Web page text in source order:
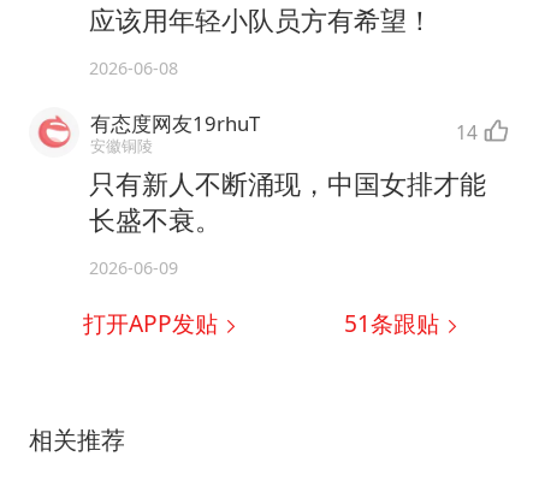
应该用年轻小队员方有希望！
2026-06-08
有态度网友19rhuT
安徽铜陵 14
只有新人不断涌现，中国女排才能
长盛不衰。
2026-06-09
打开APP发贴 51条跟贴
相关推荐